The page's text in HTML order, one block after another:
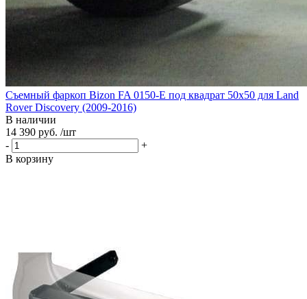
Съемный фаркоп Bizon FA 0150-E под квадрат 50х50 для Land
Rover Discovery (2009-2016)
В наличии
14 390 руб. /шт
-
+
В корзину